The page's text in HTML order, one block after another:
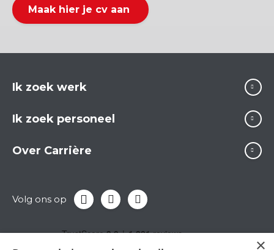
Maak hier je cv aan
Ik zoek werk
Ik zoek personeel
Over Carrière
Volg ons op
×